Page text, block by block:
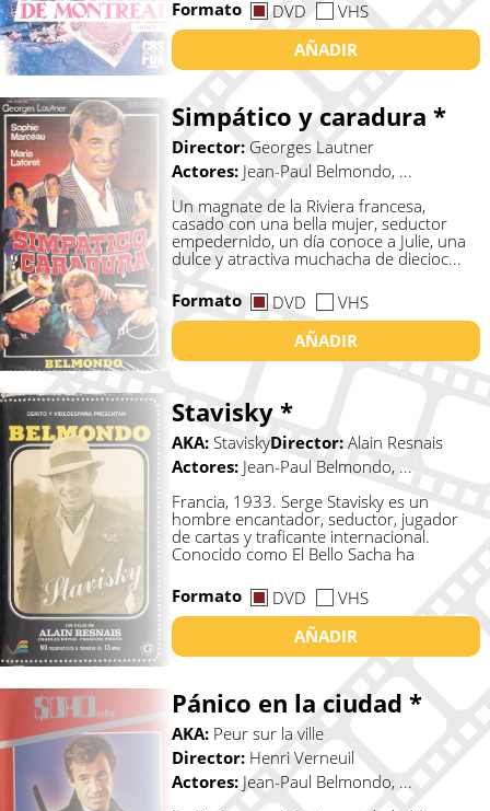
Formato DVD
VHS
AÑADIR
Simpático y caradura *
Director: Georges Lautner
Actores: Jean-Paul Belmondo, ...
Un magnate de la Riviera francesa,
casado con una bella mujer, seductor
empedernido, un día conoce a Julie, una
dulce y atractiva muchacha de diecioc...
Formato
DVD
VHS
AÑADIR
Stavisky *
AKA: StaviskyDirector: Alain Resnais
Actores: Jean-Paul Belmondo, ...
Francia, 1933. Serge Stavisky es un
hombre encantador, seductor, jugador
de cartas y traficante internacional.
Conocido como El Bello Sacha ha
Formato
DVD
VHS
AÑADIR
Pánico en la ciudad *
AKA: Peur sur la ville
Director: Henri Verneuil
Actores: Jean-Paul Belmondo, ...